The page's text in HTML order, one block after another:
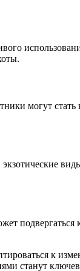
могут
к
станут